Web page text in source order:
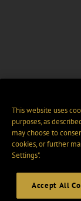
This website uses
purposes, as
may choose to
cookies, or further
Settings".
Accept All